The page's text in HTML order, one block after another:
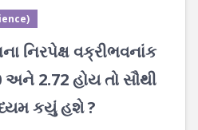
નિરપેક્ષ વક્રીભવનાંક
2.72 હોય તો સૌથી
કયું હશે ?